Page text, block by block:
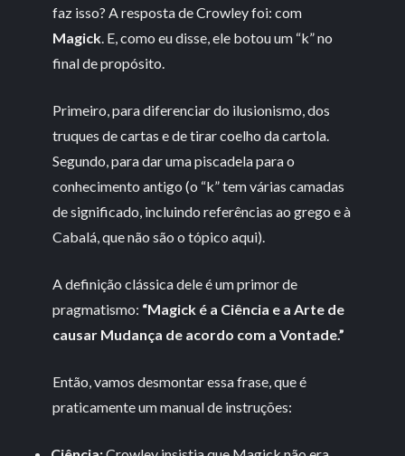
faz isso? A resposta de Crowley foi: com
Magick. E, como eu disse, ele botou um “k” no
final de propósito.
Primeiro, para diferenciar do ilusionismo, dos
truques de cartas e de tirar coelho da cartola.
Segundo, para dar uma piscadela para o
conhecimento antigo (o “k” tem várias camadas
de significado, incluindo referências ao grego e à
Cabalá, que não são o tópico aqui).
A definição clássica dele é um primor de
pragmatismo: “Magick é a Ciência e a Arte de
causar Mudança de acordo com a Vontade.”
Então, vamos desmontar essa frase, que é
praticamente um manual de instruções: